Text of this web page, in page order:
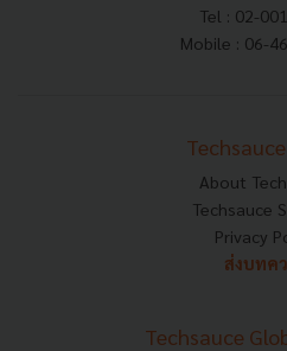
Tel : 02-
Mobile : 06-
About
Techsauce
Privacy
ส่งบทค
Techsauce